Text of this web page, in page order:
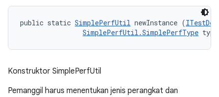
public static SimplePerfUtil newInstance (
SimplePerfUtil.SimplePerfType
Konstruktor SimplePerfUtil
Pemanggil harus menentukan jenis perangkat dan